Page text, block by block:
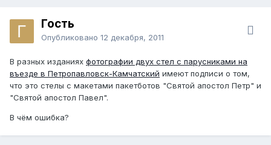
Гость
Опубликовано 12 декабря, 2011
В разных изданиях фотографии двух стел с парусниками на
въезде в Петропавловск-Камчатский имеют подписи о том,
что это стелы с макетами пакетботов "Святой апостол Петр" и
"Святой апостол Павел".
В чём ошибка?